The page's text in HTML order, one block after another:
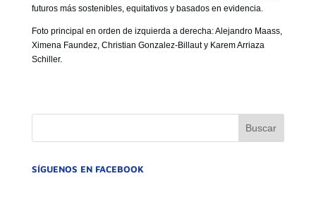
futuros más sostenibles, equitativos y basados en evidencia.
Foto principal en orden de izquierda a derecha: Alejandro Maass,
Ximena Faundez, Christian Gonzalez-Billaut y Karem Arriaza
Schiller.
SÍGUENOS EN FACEBOOK